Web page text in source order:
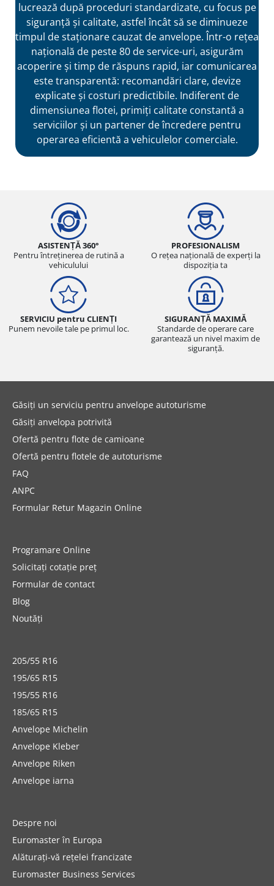
lucrează după proceduri standardizate, cu focus pe
siguranță și calitate, astfel încât să se diminueze
timpul de staționare cauzat de anvelope. Într-o rețea
națională de peste 80 de service-uri, asigurăm
acoperire și timp de răspuns rapid, iar comunicarea
este transparentă: recomandări clare, devize
explicate și costuri predictibile. Indiferent de
dimensiunea flotei, primiți calitate constantă a
serviciilor și un partener de încredere pentru
operarea eficientă a vehiculelor comerciale.
ASISTENȚĂ 360°
Pentru întreținerea de rutină a
vehiculului
PROFESIONALISM
O rețea națională de experți la
dispoziția ta
SERVICIU pentru CLIENȚI
Punem nevoile tale pe primul loc.
SIGURANȚĂ MAXIMĂ
Standarde de operare care
garantează un nivel maxim de
siguranță.
Găsiți un serviciu pentru anvelope autoturisme
Găsiți anvelopa potrivită
Ofertă pentru flote de camioane
Ofertă pentru flotele de autoturisme
FAQ
ANPC
Formular Retur Magazin Online
Programare Online
Solicitați cotație preț
Formular de contact
Blog
Noutăți
205/55 R16
195/65 R15
195/55 R16
185/65 R15
Anvelope Michelin
Anvelope Kleber
Anvelope Riken
Anvelope iarna
Despre noi
Euromaster în Europa
Alăturați-vă rețelei francizate
Euromaster Business Services